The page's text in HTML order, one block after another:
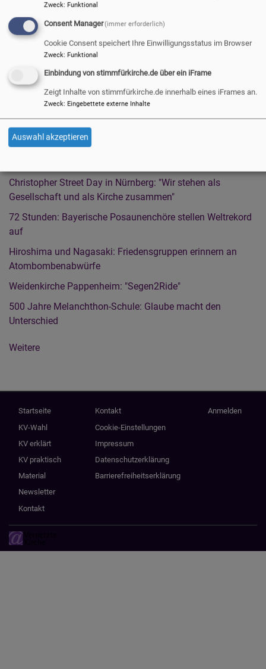
beim Autor
Seitennummerierung
First
«
Anfang
Vorherige
Seite
‹
vorherige
Seite
… Seite
9 Seite
10 Seite
11 Seite
12
Aktuelle
13 Seite
14
Christopher Street Day in Nürnberg: "Wir stehen als
Gesellschaft und als Kirche zusammen"
72 Stunden: Bayerische Posaunenchöre stellen Weltrekord
auf
Hiroshima und Nagasaki: Friedensgruppen erinnern an
Atombombenabwürfe
Weidenkirche Pappenheim: "Segen2Ride"
500 Jahre Melanchthon-Schule: Glaube macht den
Unterschied
Weitere
Hauptnavigation
Startseite
KV-Wahl
KV erklärt
KV praktisch
Material
Newsletter
Kontakt
Fußbereichsmenü
Kontakt
Cookie-Einstellungen
Impressum
Datenschutzerklärung
Barrierefreiheitserklärung
Benutzermenü
Anmelden
Zweck: Funktional
Consent Manager(immer erforderlich)
Cookie Consent speichert Ihre Einwilligungsstatus im Browser
Zweck: Funktional
Einbindung von stimmfürkirche.de über ein iFrame
Zeigt Inhalte von stimmfürkirche.de innerhalb eines iFrames an.
Zweck: Eingebettete externe Inhalte
Auswahl akzeptieren